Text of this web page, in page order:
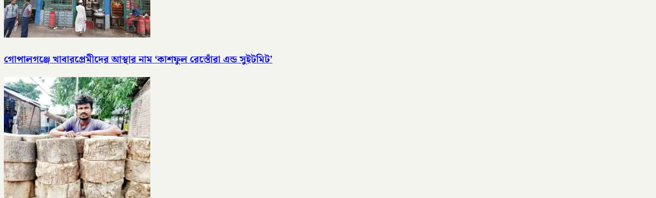
গোপালগঞ্জে খাবারপ্রেমীদের আস্থার নাম ‘কাশফুল রেস্তোঁরা এন্ড সুইটমিট’